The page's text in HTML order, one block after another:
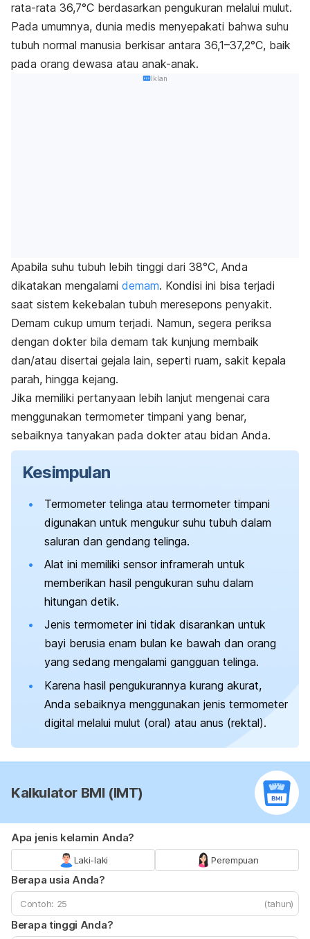
rata-rata 36,7°C berdasarkan pengukuran melalui mulut.
Pada umumnya, dunia medis menyepakati bahwa suhu
tubuh normal manusia berkisar antara 36,1–37,2°C, baik
pada orang dewasa atau anak-anak.
Iklan
Apabila suhu tubuh lebih tinggi dari 38°C, Anda
dikatakan mengalami demam. Kondisi ini bisa terjadi
saat sistem kekebalan tubuh meresepons penyakit.
Demam cukup umum terjadi. Namun, segera periksa
dengan dokter bila demam tak kunjung membaik
dan/atau disertai gejala lain, seperti ruam, sakit kepala
parah, hingga kejang.
Jika memiliki pertanyaan lebih lanjut mengenai cara
menggunakan termometer timpani yang benar,
sebaiknya tanyakan pada dokter atau bidan Anda.
Kesimpulan
Termometer telinga atau termometer timpani
digunakan untuk mengukur suhu tubuh dalam
saluran dan gendang telinga.
Alat ini memiliki sensor inframerah untuk
memberikan hasil pengukuran suhu dalam
hitungan detik.
Jenis termometer ini tidak disarankan untuk
bayi berusia enam bulan ke bawah dan orang
yang sedang mengalami gangguan telinga.
Karena hasil pengukurannya kurang akurat,
Anda sebaiknya menggunakan jenis termometer
digital melalui mulut (oral) atau anus (rektal).
Kalkulator BMI (IMT)
Apa jenis kelamin Anda?
Laki-laki Perempuan
Berapa usia Anda?
(tahun)
Berapa tinggi Anda?